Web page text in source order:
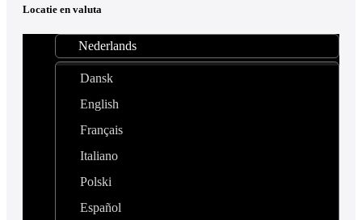
Locatie en valuta
Nederlands
Dansk
English
Français
Italiano
Polski
Español